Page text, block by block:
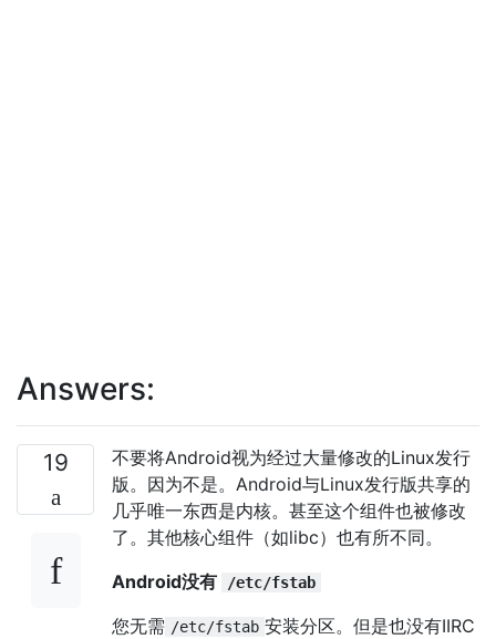
Answers:
19
不要将Android视为经过大量修改的Linux发行
版。因为不是。Android与Linux发行版共享的
几乎唯一东西是内核。甚至这个组件也被修改
了。其他核心组件（如libc）也有所不同。
Android没有
/etc/fstab
您无需 /etc/fstab 安装分区。但是也没有IIRC